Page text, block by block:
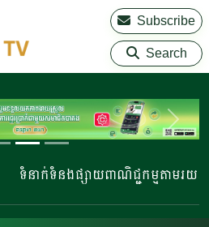
Subscribe
Search
ទំនាក់ទំនងផ្សាយពាណិជ្ជកម្មតាមរយៈ